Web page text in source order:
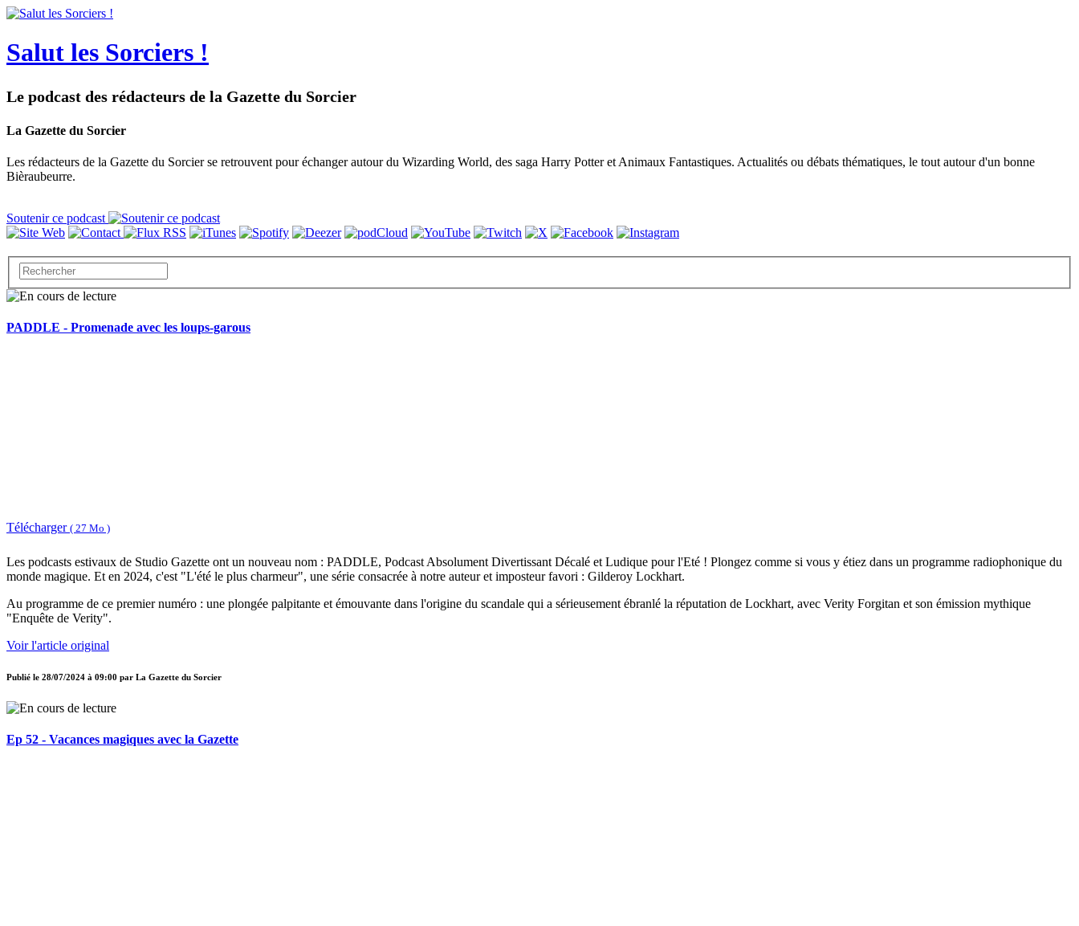
Salut les Sorciers !
Le podcast des rédacteurs de la Gazette du Sorcier
La Gazette du Sorcier
Les rédacteurs de la Gazette du Sorcier se retrouvent pour échanger autour du Wizarding World, des saga Harry Potter et Animaux Fantastiques. Actualités ou débats thématiques, le tout autour d'un bonne
Bièraubeurre.
Soutenir ce podcast
PADDLE - Promenade avec les loups-garous
Télécharger ( 27 Mo )
Les podcasts estivaux de Studio Gazette ont un nouveau nom : PADDLE, Podcast Absolument Divertissant Décalé et Ludique pour l'Eté ! Plongez comme si vous y étiez dans un programme radiophonique du
monde magique. Et en 2024, c'est "L'été le plus charmeur", une série consacrée à notre auteur et imposteur favori : Gilderoy Lockhart.
Au programme de ce premier numéro : une plongée palpitante et émouvante dans l'origine du scandale qui a sérieusement ébranlé la réputation de Lockhart, avec Verity Forgitan et son émission mythique
"Enquête de Verity".
Voir l'article original
Publié le 28/07/2024 à 09:00 par La Gazette du Sorcier
Ep 52 - Vacances magiques avec la Gazette